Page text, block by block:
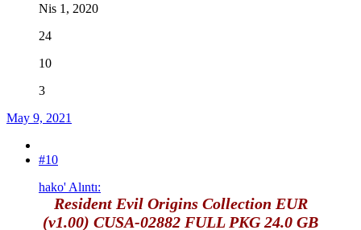
Nis 1, 2020
24
10
3
May 9, 2021
#10
hako' Alıntı:
Resident Evil Origins Collection EUR
(v1.00) CUSA-02882 FULL PKG 24.0 GB